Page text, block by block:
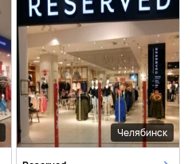
Челябинск